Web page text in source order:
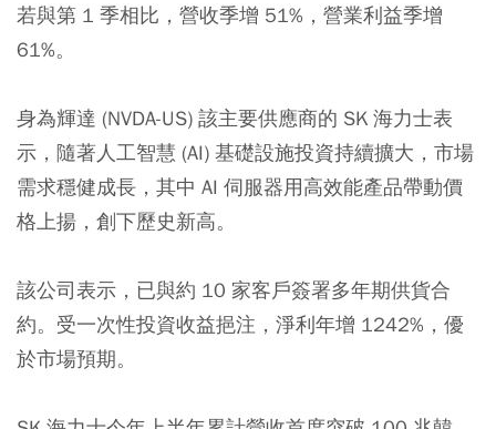
若與第 1 季相比，營收季增 51%，營業利益季增
61%。
身為輝達 (NVDA-US) 該主要供應商的 SK 海力士表
示，隨著人工智慧 (AI) 基礎設施投資持續擴大，市場
需求穩健成長，其中 AI 伺服器用高效能產品帶動價
格上揚，創下歷史新高。
該公司表示，已與約 10 家客戶簽署多年期供貨合
約。受一次性投資收益挹注，淨利年增 1242%，優
於市場預期。